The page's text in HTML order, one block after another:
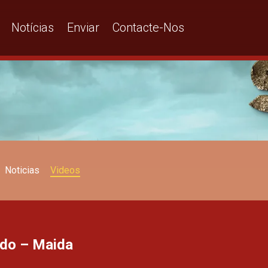
Notícias Enviar Contacte-Nos
Noticias Videos
– Maida